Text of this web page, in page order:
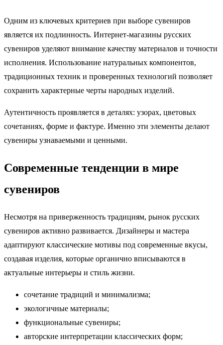
Одним из ключевых критериев при выборе сувениров
является их подлинность. Интернет-магазины русских
сувениров уделяют внимание качеству материалов и точности
исполнения. Использование натуральных компонентов,
традиционных техник и проверенных технологий позволяет
сохранить характерные черты народных изделий.
Аутентичность проявляется в деталях: узорах, цветовых
сочетаниях, форме и фактуре. Именно эти элементы делают
сувениры узнаваемыми и ценными.
Современные тенденции в мире
сувениров
Несмотря на приверженность традициям, рынок русских
сувениров активно развивается. Дизайнеры и мастера
адаптируют классические мотивы под современные вкусы,
создавая изделия, которые органично вписываются в
актуальные интерьеры и стиль жизни.
сочетание традиций и минимализма;
экологичные материалы;
функциональные сувениры;
авторские интерпретации классических форм;